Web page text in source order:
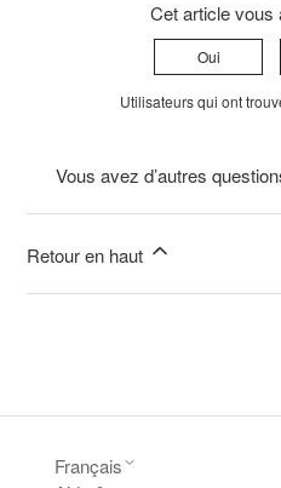
Cet article vous
Oui
Utilisateurs qui ont
Vous avez d’autres
Retour en haut
Français